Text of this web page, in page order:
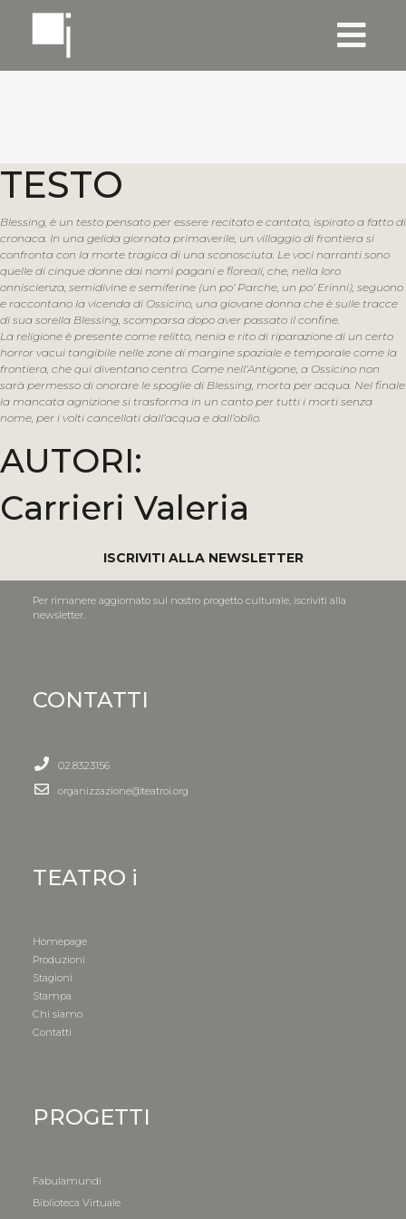
TESTO
Blessing, è un testo pensato per essere recitato e cantato, ispirato a fatto di
cronaca. In una gelida giornata primaverile, un villaggio di frontiera si
confronta con la morte tragica di una sconosciuta. Le voci narranti sono
quelle di cinque donne dai nomi pagani e floreali, che, nella loro
onniscienza, semidivine e semiferine (un po’ Parche, un po’ Erinni), seguono
e raccontano la vicenda di Ossicino, una giovane donna che è sulle tracce
di sua sorella Blessing, scomparsa dopo aver passato il confine.
La religione è presente come relitto, nenia e rito di riparazione di un certo
horror vacui tangibile nelle zone di margine spaziale e temporale come la
frontiera, che qui diventano centro. Come nell’Antigone, a Ossicino non
sarà permesso di onorare le spoglie di Blessing, morta per acqua. Nel finale
la mancata agnizione si trasforma in un canto per tutti i morti senza
nome, per i volti cancellati dall’acqua e dall’oblìo.
AUTORI:
Carrieri Valeria
ISCRIVITI ALLA NEWSLETTER
Per rimanere aggiornato sul nostro progetto culturale, iscriviti alla
newsletter.
CONTATTI
02.8323156
organizzazione@teatroi.org
TEATRO i
Homepage
Produzioni
Stagioni
Stampa
Chi siamo
Contatti
PROGETTI
Fabulamundi
Biblioteca Virtuale